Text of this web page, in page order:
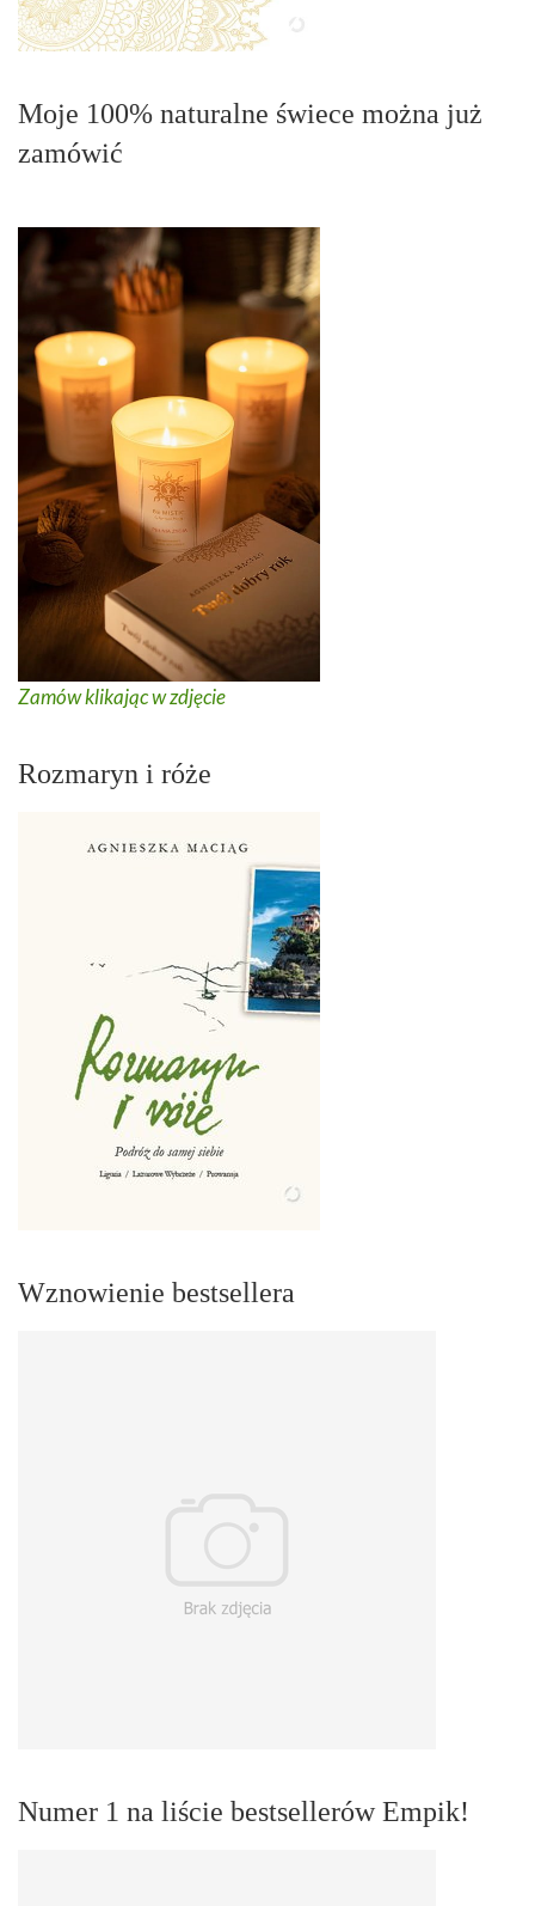
Moje 100% naturalne świece można już
zamówić
Zamów klikając w zdjęcie
Rozmaryn i róże
Wznowienie bestsellera
Numer 1 na liście bestsellerów Empik!